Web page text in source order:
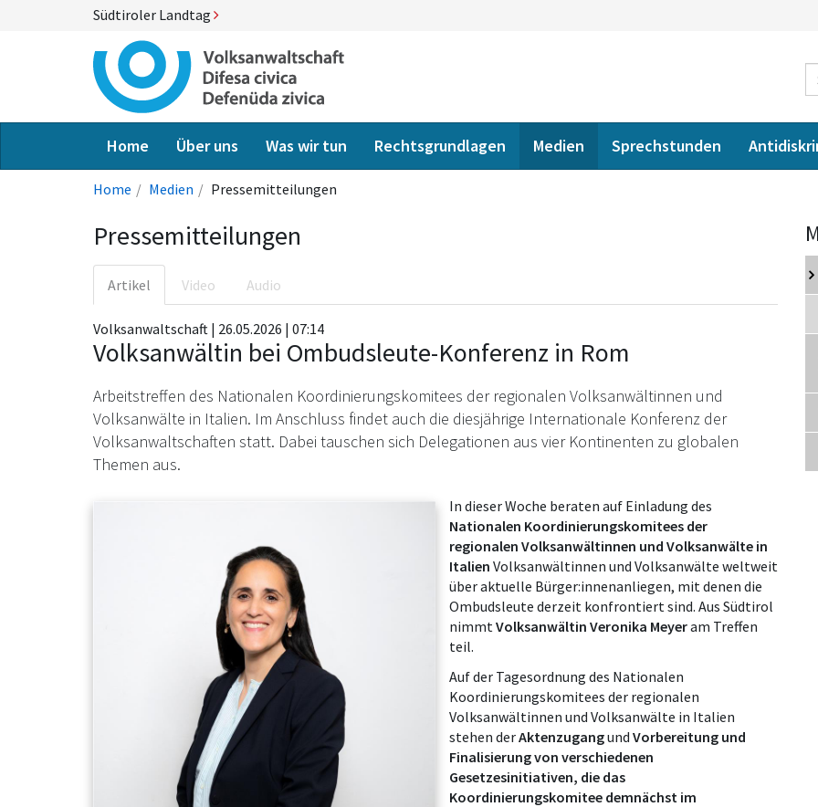
Südtiroler Landtag
Home Über uns Was wir tun Rechtsgrundlagen Medien Sprechstunden
Home Medien Pressemitteilungen
Pressemitteilungen
Artikel Video Audio
Volksanwaltschaft | 26.05.2026 | 07:14
Volksanwältin bei Ombudsleute-Konferenz in Rom
Arbeitstreffen des Nationalen Koordinierungskomitees der regionalen Volksanwältinnen und
Volksanwälte in Italien. Im Anschluss findet auch die diesjährige Internationale Konferenz der
Volksanwaltschaften statt. Dabei tauschen sich Delegationen aus vier Kontinenten zu globalen
Themen aus.
In dieser Woche beraten auf Einladung des
Nationalen Koordinierungskomitees der
regionalen Volksanwältinnen und Volksanwälte in
Italien Volksanwältinnen und Volksanwälte weltweit
über aktuelle Bürger:innenanliegen, mit denen die
Ombudsleute derzeit konfrontiert sind. Aus Südtirol
nimmtVolksanwältin Veronika Meyeram Treffen
teil.
Auf der Tagesordnung des Nationalen
Koordinierungskomitees der regionalen
Volksanwältinnen und Volksanwälte in Italien
stehen derAktenzugangund Vorbereitung und
Finalisierung von verschiedenen
Gesetzesinitiativen, die das
Koordinierungskomitee demnächst im